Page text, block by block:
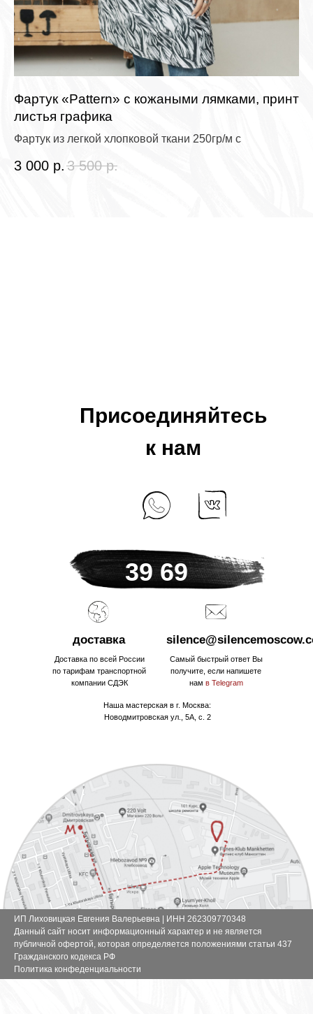
Фартук «Pattern» с кожаными лямками, принт
листья графика
Фартук из легкой хлопковой ткани 250гр/м с
3 000 р. 3 500 р.
Присоединяйтесь
к нам
Самый быстрый ответ Вы
получите, если напишете
нам в Telegram
Доставка по всей России
по тарифам транспортной
компании СДЭК
39 69
доставка
Наша мастерская в г. Москва:
Новодмитровская ул., 5А, с. 2
ИП Лиховицкая Евгения Валерьевна | ИНН 262309770348
Данный сайт носит информационный характер и не является
публичной офертой, которая определяется положениями статьи 437
Гражданского кодекса РФ
Политика конфеденциальности